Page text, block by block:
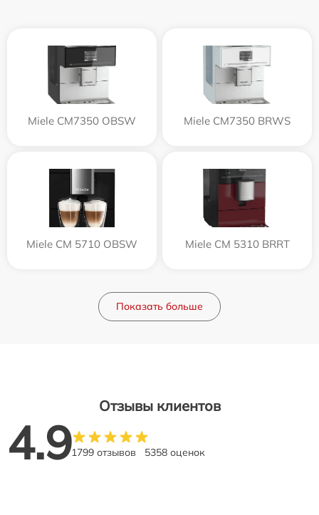
Miele CM7350 OBSW Miele CM7350 BRWS
Miele CM 5710 OBSW Miele CM 5310 BRRT
Показать больше
Отзывы клиентов
4.91799 отзывов 5358 оценок